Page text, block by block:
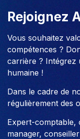
Rejoignez
Vous souhaitez
compétences ?
carrière ? Intégrez
humaine !
Dans le cadre de
régulièrement des
Expert-comptable,
manager,